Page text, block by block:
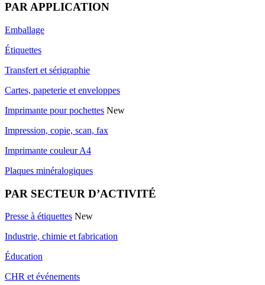
PAR APPLICATION
Emballage
Étiquettes
Transfert et sérigraphie
Cartes, papeterie et enveloppes
Imprimante pour pochettes New
Impression, copie, scan, fax
Imprimante couleur A4
Plaques minéralogiques
PAR SECTEUR D’ACTIVITÉ
Presse à étiquettes New
Industrie, chimie et fabrication
Éducation
CHR et événements